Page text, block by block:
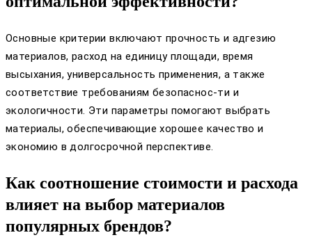
Основные критерии включают прочность и адгезию
материалов, расход на единицу площади, время
высыхания, универсальность применения, а также
соответствие требованиям безопаснос-ти и
экологичности. Эти параметры помогают выбрать
материалы, обеспечивающие хорошее качество и
экономию в долгосрочной перспективе.
Как соотношение стоимости и расхода
влияет на выбор материалов
популярных брендов?